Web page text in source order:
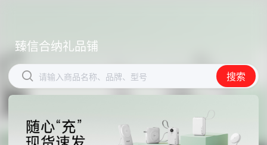
臻信合纳礼品铺
 请输入商品名称、品牌、型号 搜索
臻信合纳礼品铺
 请输入商品名称、品牌、型号 搜索